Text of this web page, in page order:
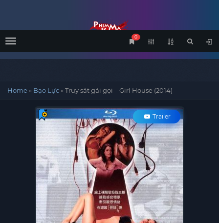
Menu
0
Home» Bạo Lực»Truy sát gái gọi – Girl House (2014)
Trailer